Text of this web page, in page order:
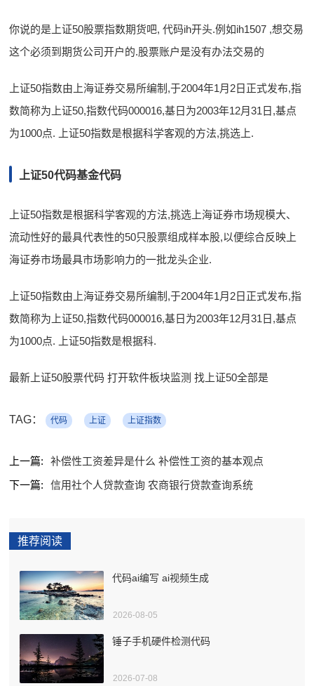
你说的是上证50股票指数期货吧, 代码ih开头.例如ih1507 ,想交易
这个必须到期货公司开户的.股票账户是没有办法交易的
上证50指数由上海证券交易所编制,于2004年1月2日正式发布,指
数简称为上证50,指数代码000016,基日为2003年12月31日,基点
为1000点. 上证50指数是根据科学客观的方法,挑选上.
上证50代码基金代码
上证50指数是根据科学客观的方法,挑选上海证券市场规模大、
流动性好的最具代表性的50只股票组成样本股,以便综合反映上
海证券市场最具市场影响力的一批龙头企业.
上证50指数由上海证券交易所编制,于2004年1月2日正式发布,指
数简称为上证50,指数代码000016,基日为2003年12月31日,基点
为1000点. 上证50指数是根据科.
最新上证50股票代码 打开软件板块监测 找上证50全部是
TAG： 代码 上证 上证指数
上一篇:
补偿性工资差异是什么 补偿性工资的基本观点
下一篇:
信用社个人贷款查询 农商银行贷款查询系统
推荐阅读
代码ai编写 ai视频生成
2026-08-05
锤子手机硬件检测代码
2026-07-08